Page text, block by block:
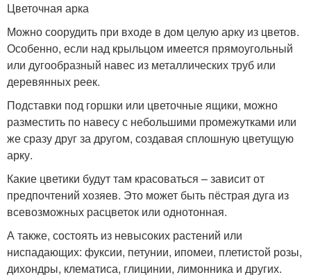
Цветочная арка
Можно соорудить при входе в дом целую арку из цветов.
Особенно, если над крыльцом имеется прямоугольный
или дугообразный навес из металлических труб или
деревянных реек.
Подставки под горшки или цветочные ящики, можно
разместить по навесу с небольшими промежутками или
же сразу друг за другом, создавая сплошную цветущую
арку.
Какие цветики будут там красоваться – зависит от
предпочтений хозяев. Это может быть пёстрая дуга из
всевозможных расцветок или однотонная.
А также, состоять из невысоких растений или
ниспадающих: фуксии, петунии, ипомеи, плетистой розы,
дихондры, клематиса, глицинии, лимонника и других.